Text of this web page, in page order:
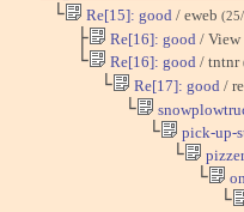
Re[15]: good / eweb
Re[16]: good /
Re[16]: good / tntnr
Re[17]: good /
pick-up-